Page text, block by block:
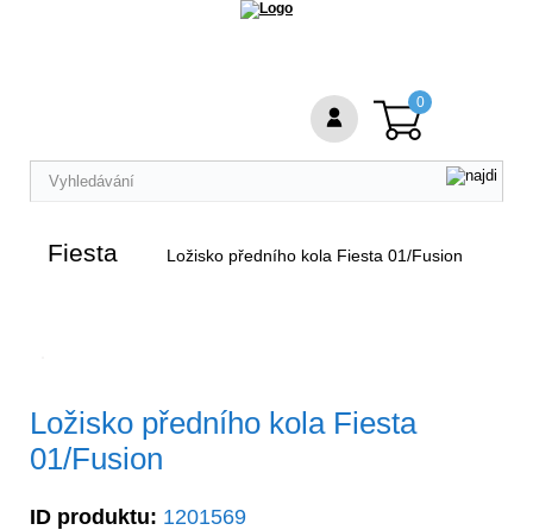
Fiesta Ložisko předního kola Fiesta 01/Fusion
Ložisko předního kola Fiesta
01/Fusion
ID produktu: 1201569
0